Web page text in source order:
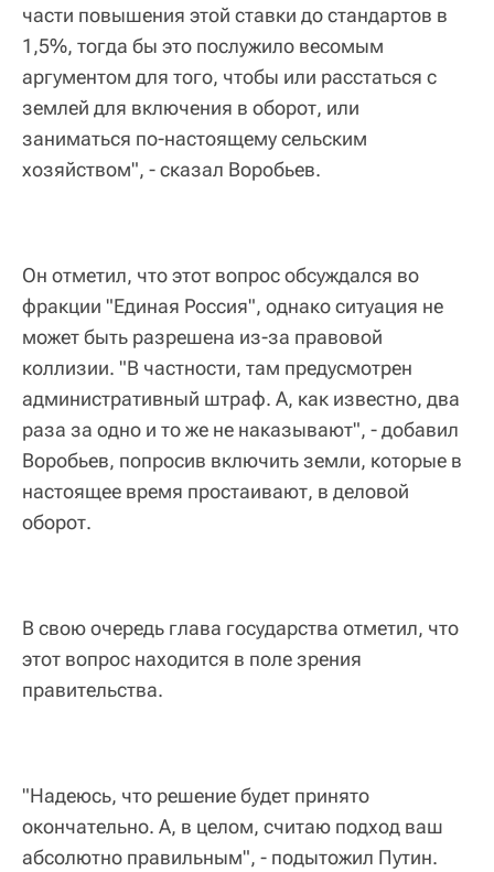
части повышения этой ставки до стандартов в
1,5%, тогда бы это послужило весомым
аргументом для того, чтобы или расстаться с
землей для включения в оборот, или
заниматься по-настоящему сельским
хозяйством", - сказал Воробьев.
Он отметил, что этот вопрос обсуждался во
фракции "Единая Россия", однако ситуация не
может быть разрешена из-за правовой
коллизии. "В частности, там предусмотрен
административный штраф. А, как известно, два
раза за одно и то же не наказывают", - добавил
Воробьев, попросив включить земли, которые в
настоящее время простаивают, в деловой
оборот.
В свою очередь глава государства отметил, что
этот вопрос находится в поле зрения
правительства.
"Надеюсь, что решение будет принято
окончательно. А, в целом, считаю подход ваш
абсолютно правильным", - подытожил Путин.